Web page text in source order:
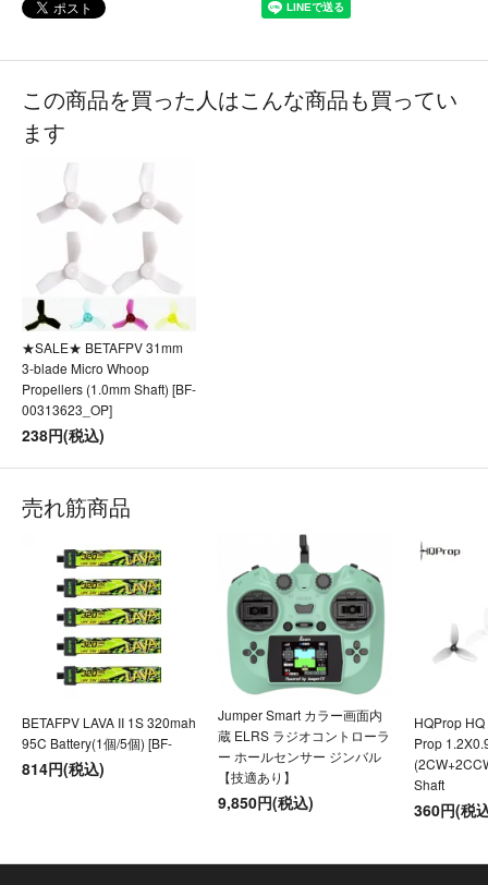
この商品を買った人はこんな商品も買ってい
ます
★SALE★ BETAFPV 31mm
3-blade Micro Whoop
Propellers (1.0mm Shaft) [BF-
00313623_OP]
238円(税込)
売れ筋商品
BETAFPV LAVA II 1S 320mah
95C Battery(1個/5個) [BF-
814円(税込)
Jumper Smart カラー画面内
蔵 ELRS ラジオコントローラ
ー ホールセンサー ジンバル
【技適あり】
9,850円(税込)
HQProp
Prop
Shaft
360円(税